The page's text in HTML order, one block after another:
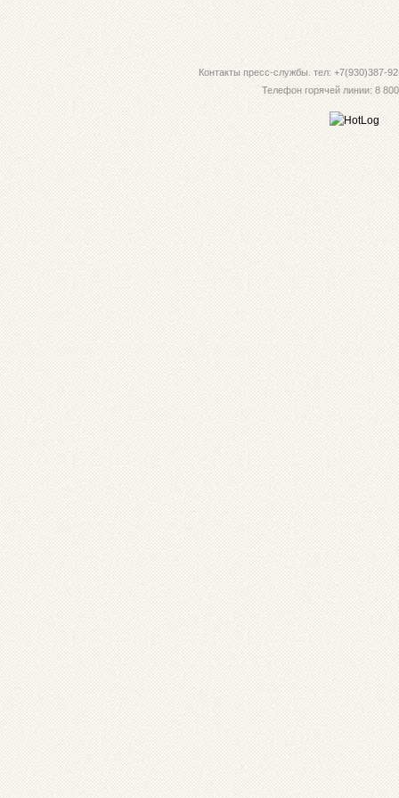
Контакты пресс-службы. тел: +7(930)387-
Телефон горячей линии: 8